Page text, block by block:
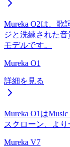
Mureka O2は、歌
ジと洗練された
モデルです。
Mureka O1
詳細を見る
Mureka O1は
スクローン、より
Mureka V7